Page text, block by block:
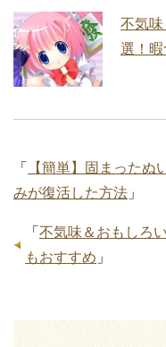
不気味
選！
「
【簡単】固まったぬ
みが復活した方法 」
「 不気味＆おもしろ
もおすすめ 」